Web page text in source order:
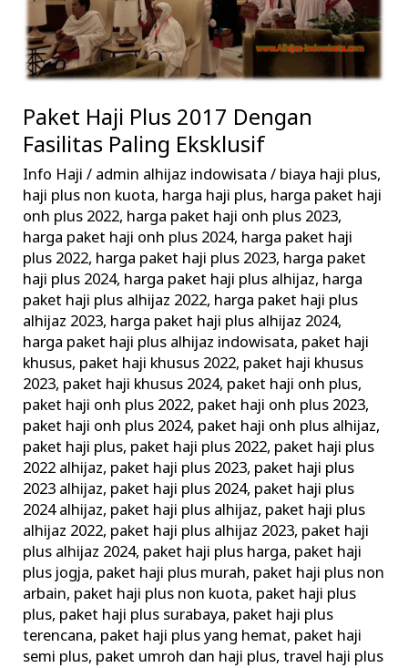
Paket Haji Plus 2017 Dengan
Fasilitas Paling Eksklusif
Info Haji / admin alhijaz indowisata/ biaya haji plus,
haji plus non kuota, harga haji plus, harga paket haji
onh plus 2022, harga paket haji onh plus 2023,
harga paket haji onh plus 2024, harga paket haji
plus 2022, harga paket haji plus 2023, harga paket
haji plus 2024, harga paket haji plus alhijaz, harga
paket haji plus alhijaz 2022, harga paket haji plus
alhijaz 2023, harga paket haji plus alhijaz 2024,
harga paket haji plus alhijaz indowisata, paket haji
khusus, paket haji khusus 2022, paket haji khusus
2023, paket haji khusus 2024, paket haji onh plus,
paket haji onh plus 2022, paket haji onh plus 2023,
paket haji onh plus 2024, paket haji onh plus alhijaz,
paket haji plus, paket haji plus 2022, paket haji plus
2022 alhijaz, paket haji plus 2023, paket haji plus
2023 alhijaz, paket haji plus 2024, paket haji plus
2024 alhijaz, paket haji plus alhijaz, paket haji plus
alhijaz 2022, paket haji plus alhijaz 2023, paket haji
plus alhijaz 2024, paket haji plus harga, paket haji
plus jogja, paket haji plus murah, paket haji plus non
arbain, paket haji plus non kuota, paket haji plus
plus, paket haji plus surabaya, paket haji plus
terencana, paket haji plus yang hemat, paket haji
semi plus, paket umroh dan haji plus,travel haji plus
Fasilitas
Paling
Eksklusif